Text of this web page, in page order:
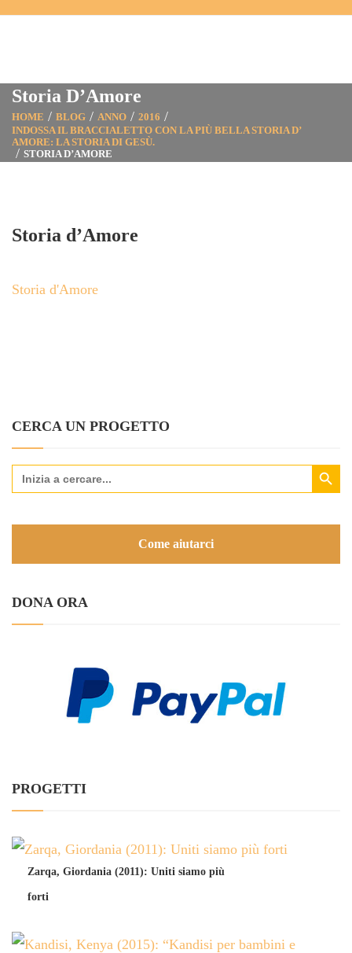
Storia D’Amore
HOME BLOG ANNO
2016
INDOSSA IL BRACCIALETTO CON LA PIÙ BELLA STORIA D’
AMORE: LA STORIA DI GESÙ.
STORIA D’AMORE
Storia d’Amore
Storia d'Amore
CERCA UN PROGETTO
Search
for:
Search Button
Come aiutarci
DONA ORA
PROGETTI
Zarqa, Giordania (2011): Uniti siamo più
forti